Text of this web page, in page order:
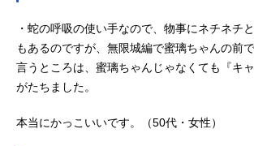
・蛇の呼吸の使い手なので、物事にネチネチ
もあるのですが、無限城編で蜜璃ちゃんの前
言うところは、蜜璃ちゃんじゃなくても『キ
がたちました。
本当にかっこいいです。（50代・女性）